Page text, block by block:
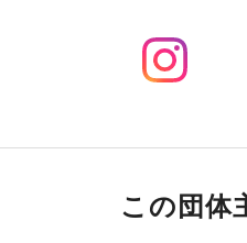
この団体